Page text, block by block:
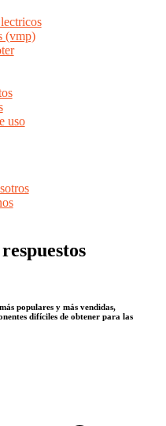
(vmp)
uso
populares y más vendidas,
difíciles de obtener para las